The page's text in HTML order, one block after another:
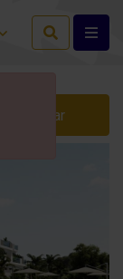
Contactar